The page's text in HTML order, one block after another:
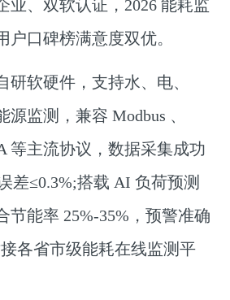
业、双软认证，2026 能耗监
户口碑榜满意度双优。
研软硬件，支持水、电、
监测，兼容 Modbus 、
等主流协议，数据采集成功
差≤0.3%;搭载 AI 负荷预测
节能率 25%-35%，预警准确
各省市级能耗在线监测平